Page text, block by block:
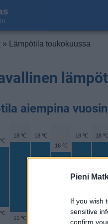
Pieni
If you wish
sensitive
confirm
» Lämpötila toukokuussa
aiempina
℃
℃
18 ℃
11 ℃
18 ℃
16 ℃
18 ℃ 18 ℃